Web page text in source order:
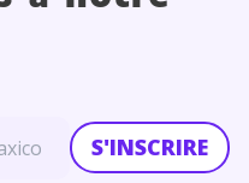
S'INSCRIRE